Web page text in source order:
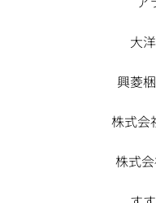
大
興菱
株式会
株式